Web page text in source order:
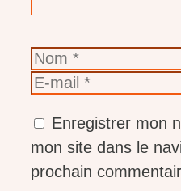
Nom
E-
Enregistrer mon
mon site dans le
prochain